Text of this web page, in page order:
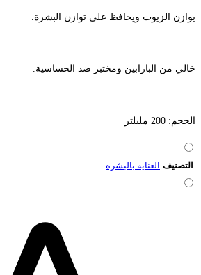
يوازن الزيوت ويحافظ على توازن البشرة.
خالي من البارابين ومختبر ضد الحساسية.
الحجم: 200 مليلتر
التصنيف العناية بالبشرة